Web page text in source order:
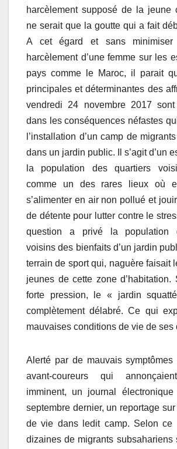
harcèlement supposé de la jeune
ne serait que la goutte qui a fait
A cet égard et sans
harcèlement d’une femme sur les
pays comme le Maroc, il parait
principales et déterminantes des
vendredi 24 novembre 2017
dans les conséquences néfastes
l’installation d’un camp de
dans un jardin public. Il s’agit d’un
la population des quartiers
comme un des rares lieux où
s’alimenter en air non pollué et
de détente pour lutter contre le
question a privé la population
voisins des bienfaits d’un jardin
terrain de sport qui, naguère faisait
jeunes de cette zone d’habitation.
forte pression, le « jardin
complètement délabré. Ce qui
mauvaises conditions de vie de ses
Alerté par de mauvais
avant-coureurs qui
imminent, un journal
septembre dernier, un reportage
de vie dans ledit camp. Selon ce
dizaines de migrants subsahariens